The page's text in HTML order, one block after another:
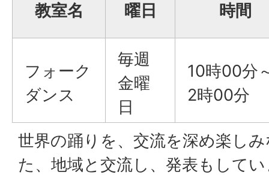
教室名 曜日 時間
フォーク
ダンス
毎週
金曜
日
10時00分
2時00分
世界の踊りを、交流を深め楽し
た、地域と交流し、発表もして